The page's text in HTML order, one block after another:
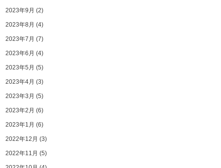
2023年9月 (2)
2023年8月 (4)
2023年7月 (7)
2023年6月 (4)
2023年5月 (5)
2023年4月 (3)
2023年3月 (5)
2023年2月 (6)
2023年1月 (6)
2022年12月 (3)
2022年11月 (5)